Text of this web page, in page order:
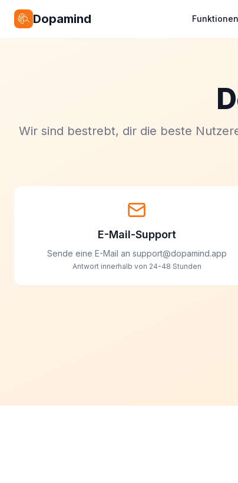
Dopamind Funktionen
Wir sind bestrebt, dir die beste
E-Mail-Support
Sende eine E-Mail an support@dopamind.app
Antwort innerhalb von 24-48 Stunden